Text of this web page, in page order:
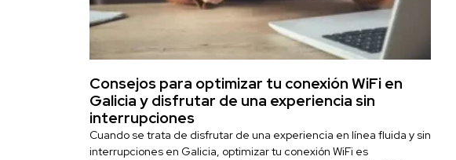
Consejos para optimizar tu conexión WiFi en
Galicia y disfrutar de una experiencia sin
interrupciones
Cuando se trata de disfrutar de una experiencia en línea fluida y sin
interrupciones en Galicia, optimizar tu conexión WiFi es